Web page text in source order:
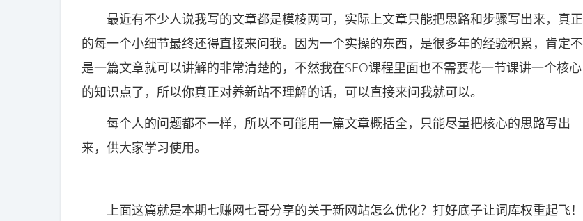
最近有不少人说我写的文章都是模棱两可，实际上文章只能把思路和步骤写出来，真正
的每一个小细节最终还得直接来问我。因为一个实操的东西，是很多年的经验积累，肯定不
是一篇文章就可以讲解的非常清楚的，不然我在SEO课程里面也不需要花一节课讲一个核心
的知识点了，所以你真正对养新站不理解的话，可以直接来问我就可以。
每个人的问题都不一样，所以不可能用一篇文章概括全，只能尽量把核心的思路写出
来，供大家学习使用。
上面这篇就是本期七赚网七哥分享的关于新网站怎么优化？打好底子让词库权重起飞！